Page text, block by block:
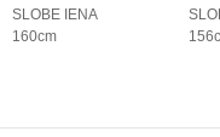
SLOBE IENA
160cm